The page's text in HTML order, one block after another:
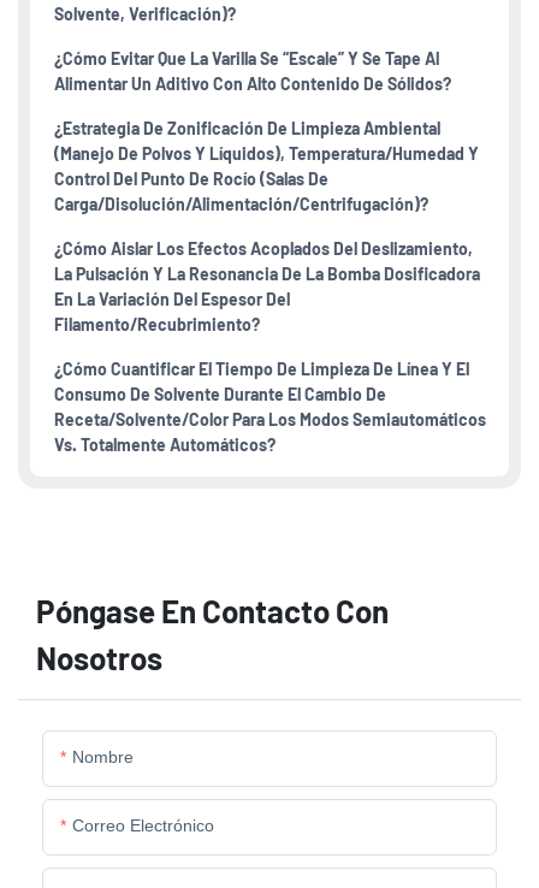
Solvente, Verificación)?
¿Cómo Evitar Que La Varilla Se “escale” Y Se Tape Al
Alimentar Un Aditivo Con Alto Contenido De Sólidos?
¿Estrategia De Zonificación De Limpieza Ambiental
(manejo De Polvos Y Líquidos), Temperatura/humedad Y
Control Del Punto De Rocío (salas De
Carga/disolución/alimentación/centrifugación)?
¿Cómo Aislar Los Efectos Acoplados Del Deslizamiento,
La Pulsación Y La Resonancia De La Bomba Dosificadora
En La Variación Del Espesor Del
Filamento/recubrimiento?
¿Cómo Cuantificar El Tiempo De Limpieza De Línea Y El
Consumo De Solvente Durante El Cambio De
Receta/solvente/color Para Los Modos Semiautomáticos
Vs. Totalmente Automáticos?
Póngase En Contacto Con
Nosotros
Nombre
Correo Electrónico